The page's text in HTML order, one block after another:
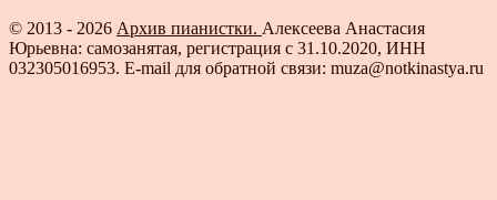
© 2013 - 2026 Архив пианистки. Алексеева Анастасия
Юрьевна: самозанятая, регистрация с 31.10.2020, ИНН
032305016953. E-mail для обратной связи: muza@notkinastya.ru